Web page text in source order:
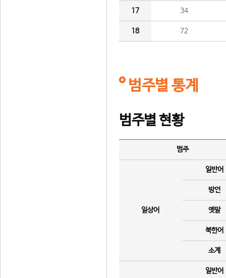
17 34
18 72
범주별 통계
범주별 현황
범주
일상어
일반어
방언
옛말
북한어
소계
일반어